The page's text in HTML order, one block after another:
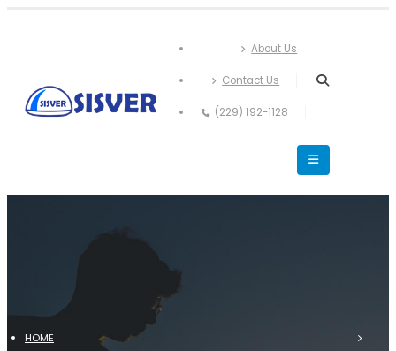
About Us
Contact Us
(229) 192-1128
HOME